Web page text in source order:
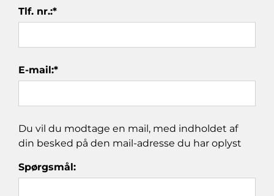
Tlf. nr.:*
E-mail:*
Du vil du modtage en mail, med indholdet af
din besked på den mail-adresse du har oplyst
Spørgsmål: